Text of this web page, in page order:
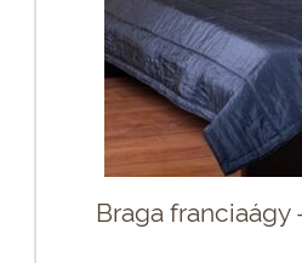
Braga franciaágy